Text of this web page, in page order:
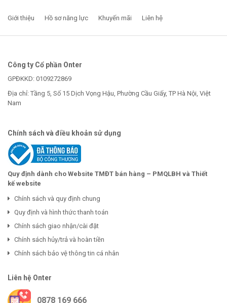
Giới thiệu Hồ sơ năng lực Khuyến mãi Liên hệ
Công ty Cổ phần Onter
GPĐKKD: 0109272869
Địa chỉ: Tầng 5, Số 15 Dịch Vọng Hậu, Phường Cầu Giấy, TP Hà Nội, Việt
Nam
Chính sách và điều khoản sử dụng
Quy định dành cho Website TMĐT bán hàng – PMQLBH và Thiết
kế website
Chính sách và quy định chung
Quy định và hình thức thanh toán
Chính sách giao nhận/cài đặt
Chính sách hủy/trả và hoàn tiền
Chính sách bảo vệ thông tin cá nhân
Liên hệ Onter
0878 169 666